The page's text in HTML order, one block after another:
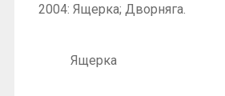
2004: Ящерка; Дворняга.
Ящерка